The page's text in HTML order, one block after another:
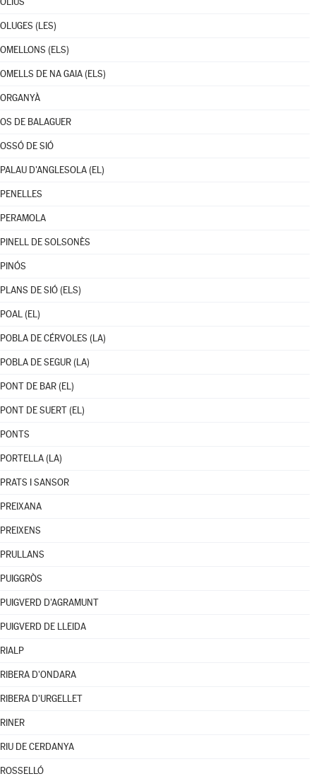
OLUGES (LES)
OMELLONS (ELS)
OMELLS DE NA GAIA (ELS)
ORGANYÀ
OS DE BALAGUER
OSSÓ DE SIÓ
PALAU D'ANGLESOLA (EL)
PENELLES
PERAMOLA
PINELL DE SOLSONÈS
PINÓS
PLANS DE SIÓ (ELS)
POAL (EL)
POBLA DE CÉRVOLES (LA)
POBLA DE SEGUR (LA)
PONT DE BAR (EL)
PONT DE SUERT (EL)
PONTS
PORTELLA (LA)
PRATS I SANSOR
PREIXANA
PREIXENS
PRULLANS
PUIGGRÒS
PUIGVERD D'AGRAMUNT
PUIGVERD DE LLEIDA
RIALP
RIBERA D'ONDARA
RIBERA D'URGELLET
RINER
RIU DE CERDANYA
ROSSELLÓ